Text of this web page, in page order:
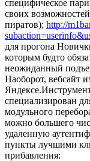
специфическое
своих
пиратов); http://
для прогона
которым будто
неожиданный
Наоборот, вебсайт
специализирован
модульного
можно большего
удаленную
пункты лучшими
прибавления: